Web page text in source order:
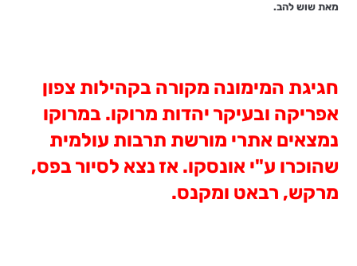
מאת שוש להב.
חגיגת המימונה מקורה בקהילות צפון
אפריקה ובעיקר יהדות מרוקו. במרוקו
נמצאים אתרי מורשת תרבות עולמית
שהוכרו ע"י אונסקו. אז נצא לסיור בפס,
מרקש, רבאט ומקנס.